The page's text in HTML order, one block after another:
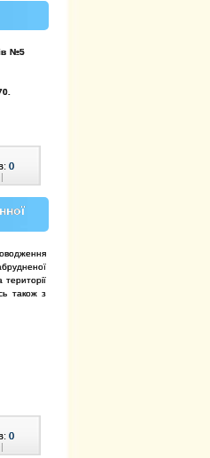
№5
.
0
|
також з
0
|